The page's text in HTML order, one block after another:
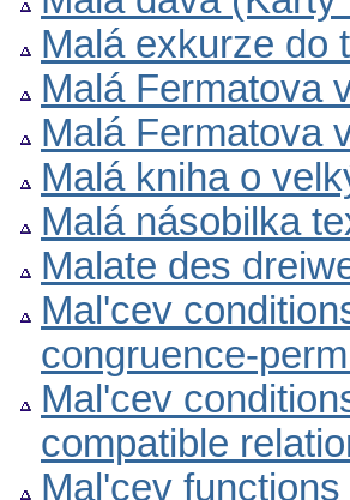
Malá exkurze do
Malá Fermatova
Malá Fermatova
Malá kniha o
Malá násobilka
Malate des
Mal'cev
congruence-
Mal'cev
compatible
Mal'cev